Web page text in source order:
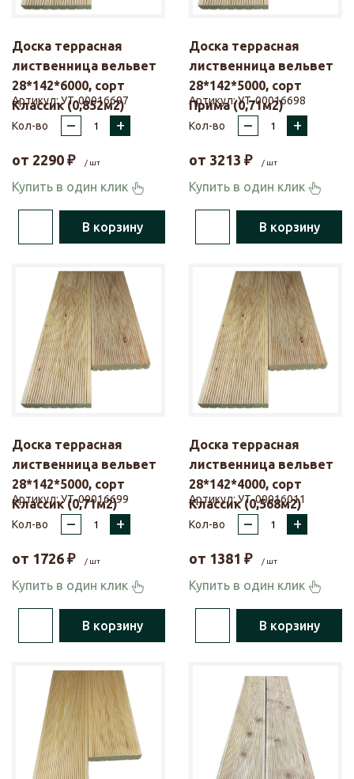
Доска террасная
лиственница вельвет
28*142*6000, сорт
Классик (0,852м2)
Артикул:УТ-00016697
Кол-во
– +
от 2290 ₽ / шт
Купить в один клик
В корзину
Доска террасная
лиственница вельвет
28*142*5000, сорт
Прима (0,71м2)
Артикул:УТ-00016698
Кол-во
– +
от 3213 ₽ / шт
Купить в один клик
В корзину
Доска террасная
лиственница вельвет
28*142*5000, сорт
Классик (0,71м2)
Артикул:УТ-00016699
Кол-во
– +
от 1726 ₽ / шт
Купить в один клик
В корзину
Доска террасная
лиственница вельвет
28*142*4000, сорт
Классик (0,568м2)
Артикул:УТ-00016011
Кол-во
– +
от 1381 ₽ / шт
Купить в один клик
В корзину